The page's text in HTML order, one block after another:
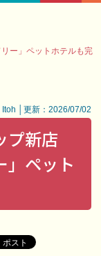
ー」ペットホテルも完
│更新：2026/07/02
プ新店
」ペット